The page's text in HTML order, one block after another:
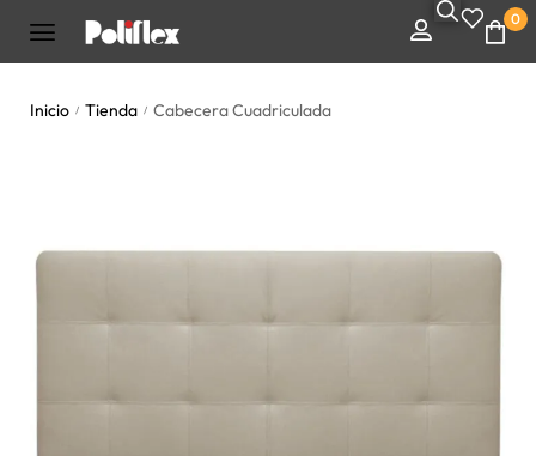
0
Inicio / Tienda / Cabecera Cuadriculada